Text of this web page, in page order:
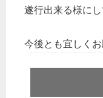
遂行出来る様にし
今後とも宜しくお